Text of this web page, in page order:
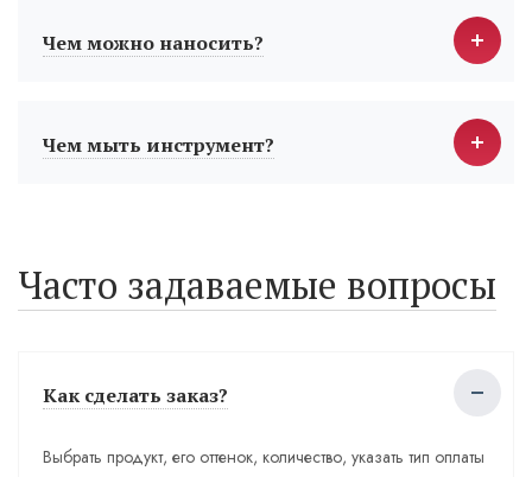
Чем можно наносить?
Чем мыть инструмент?
Часто задаваемые вопросы
Как сделать заказ?
Выбрать продукт, его оттенок, количество, указать тип оплаты